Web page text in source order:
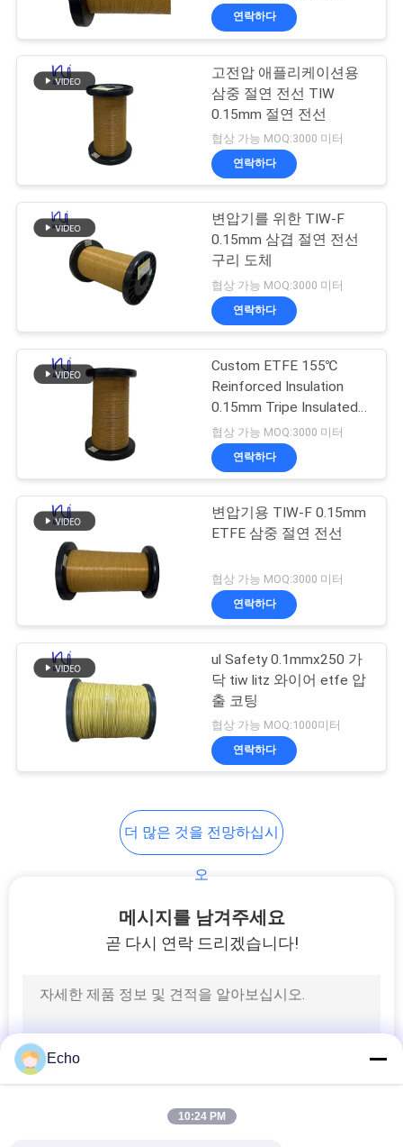
용
문
구
하
맵
PRIVACY
POLICY
셀프 본딩 와이어
구리 리츠 와이어
삼중절연전선
보이스 코일 와이어
전력선 필터
스위치 모드 변압기
연락하다
고전압 애플리케이션용
삼중 절연 전선 TIW
0.15mm 절연 전선
협상 가능 MOQ:3000 미터
연락하다
변압기를 위한 TIW-F
0.15mm 삼겹 절연 전선
구리 도체
협상 가능 MOQ:3000 미터
연락하다
Custom ETFE 155℃
Reinforced Insulation
0.15mm Tripe Insulated
Wire
협상 가능 MOQ:3000 미터
연락하다
변압기용 TIW-F 0.15mm
ETFE 삼중 절연 전선
협상 가능 MOQ:3000 미터
연락하다
ul Safety 0.1mmx250 가
닥 tiw litz 와이어 etfe 압
출 코팅
협상 가능 MOQ:1000미터
연락하다
더 많은 것을 전망하십시
오
메시지를 남겨주세요
곧 다시 연락 드리겠습니다!
Echo
10:24 PM